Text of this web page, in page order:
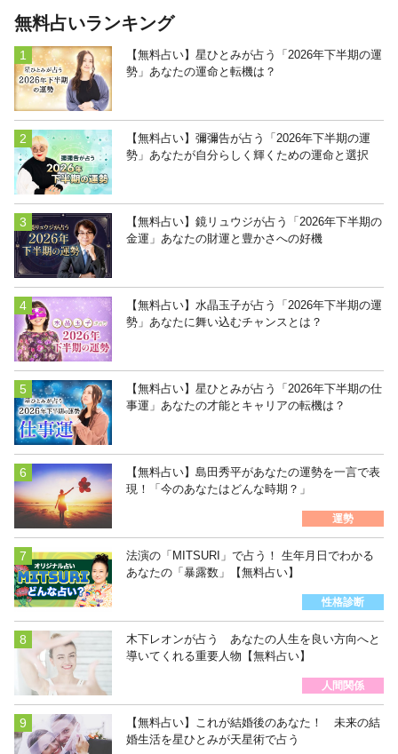
無料占いランキング
【無料占い】星ひとみが占う「2026年下半期の運
勢」あなたの運命と転機は？
【無料占い】彌彌告が占う「2026年下半期の運
勢」あなたが自分らしく輝くための運命と選択
【無料占い】鏡リュウジが占う「2026年下半期の
金運」あなたの財運と豊かさへの好機
【無料占い】水晶玉子が占う「2026年下半期の運
勢」あなたに舞い込むチャンスとは？
【無料占い】星ひとみが占う「2026年下半期の仕
事運」あなたの才能とキャリアの転機は？
【無料占い】島田秀平があなたの運勢を一言で表
現！「今のあなたはどんな時期？」
運勢
法演の「MITSURI」で占う！ 生年月日でわかる
あなたの「暴露数」【無料占い】
性格診断
木下レオンが占う あなたの人生を良い方向へと
導いてくれる重要人物【無料占い】
人間関係
【無料占い】これが結婚後のあなた！ 未来の結
婚生活を星ひとみが天星術で占う